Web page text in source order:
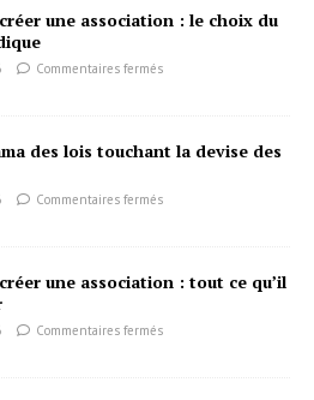
une association : le choix du
Commentaires fermés
des lois touchant la devise des
Commentaires fermés
une association : tout ce qu’il
Commentaires fermés